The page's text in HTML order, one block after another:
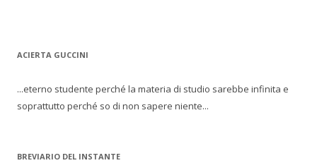
ACIERTA GUCCINI
...eterno studente perché la materia di studio sarebbe infinita e
soprattutto perché so di non sapere niente...
BREVIARIO DEL INSTANTE